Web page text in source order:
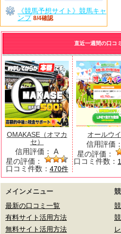
《競馬予想サイト》競馬キャ
ンプ 8/4確認
直近一週間の口コ
OMAKASE（オマカ
セ）
信用評価： A
星の評価：
口コミ件数： 470件
オールウ
信用評価：
星の評価：
口コミ件数：
メインメニュー
最新の口コミ一覧
有料サイト活用方法
無料サイト活用方法